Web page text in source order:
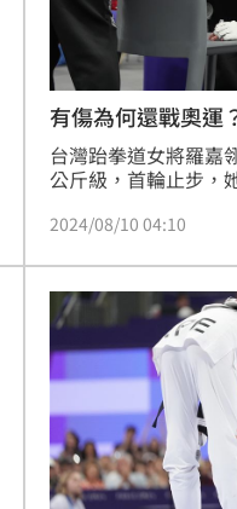
有傷為何還戰奧運
台灣跆拳道女將羅嘉
公斤級，首輪止步，
還恐賠上跆拳道生涯
2024/08/10 04:10